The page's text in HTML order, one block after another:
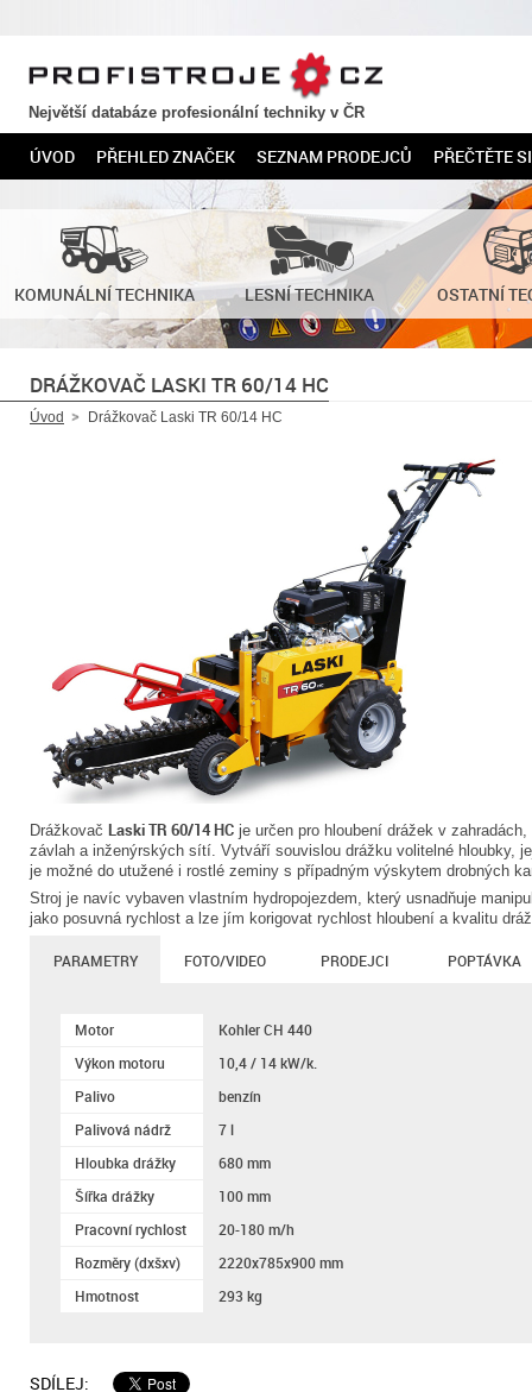
PROFISTROJE.CZ
Největší databáze profesionální techniky v ČR
ÚVOD PŘEHLED ZNAČEK SEZNAM PRODEJCŮ PŘEČTĚTE SI
KOMUNÁLNÍ TECHNIKA LESNÍ TECHNIKA OSTATNÍ
DRÁŽKOVAČ LASKI TR 60/14 HC
Úvod Drážkovač Laski TR 60/14 HC
Drážkovač Laski TR 60/14 HC je určen pro hloubení drážek v
závlah a inženýrských sítí. Vytváří souvislou drážku volitelné hloubky,
je možné do utužené i rostlé zeminy s případným výskytem drobných
Stroj je navíc vybaven vlastním hydropojezdem, který usnadňuje
jako posuvná rychlost a lze jím korigovat rychlost hloubení a kvalitu
PARAMETRY FOTO/VIDEO PRODEJCI POPTÁVKA
Motor
Kohler CH 440
Výkon motoru
10,4 / 14 kW/k.
Palivo
benzín
Palivová nádrž
7 l
Hloubka drážky
680 mm
Šířka drážky
100 mm
Pracovní rychlost
20-180 m/h
Rozměry (dxšxv)
2220x785x900 mm
Hmotnost
293 kg
SDÍLEJ: